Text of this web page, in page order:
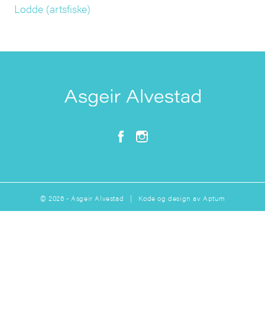
Lodde (artsfiske)
© 2026 - Asgeir Alvestad | Kode og design avAptum